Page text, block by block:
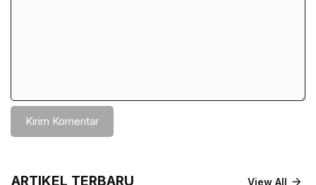
ARTIKEL TERBARU View All